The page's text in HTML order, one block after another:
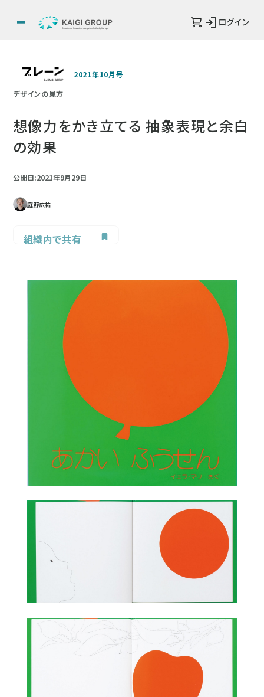
ログイン
2021年10月号
デザインの見方
想像力をかき立てる 抽象表現と余白
の効果
公開日:2021年9月29日
庭野広祐
組織内で共有